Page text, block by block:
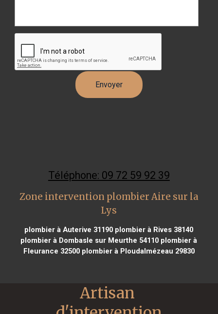
Téléphone: 09 72 59 92 39
Zone intervention plombier Aire sur la
Lys
plombier à Auterive 31190 plombier à Rives 38140
plombier à Dombasle sur Meurthe 54110 plombier à
Fleurance 32500plombier à Ploudalmézeau 29830
Artisan